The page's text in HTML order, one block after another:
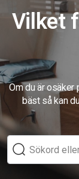
Vilket
Om du är
bäst så kan